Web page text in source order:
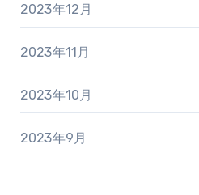
2023年12月
2023年11月
2023年10月
2023年9月